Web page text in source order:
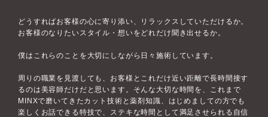
どうすればお客様の心に寄り添い、リラックスしていただけるか。
お客様のなりたいスタイル・想いをどれだけ聞き出せるか。
僕はこれらのことを大切にしながら日々施術しています。
周りの職業を見渡しても、お客様とこれだけ近い距離で長時間接す
るのは美容師だけだと思います。そんな大切な時間を、これまで
MINXで磨いてきたカット技術と薬剤知識、はじめましての方でも
楽しくお話できる特技で、ステキな時間として満足させられる自信